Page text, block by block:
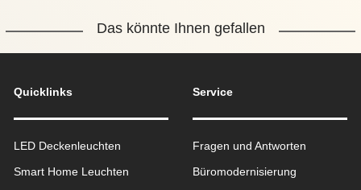
Das könnte Ihnen gefallen
Quicklinks
LED Deckenleuchten
Smart Home Leuchten
Service
Fragen und Antworten
Büromodernisierung